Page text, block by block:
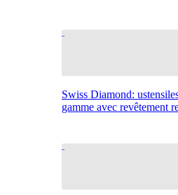
Swiss Diamond:
gamme avec revêtement